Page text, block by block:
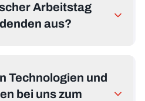
Arbeitstag
aus?
Technologien und
bei uns zum